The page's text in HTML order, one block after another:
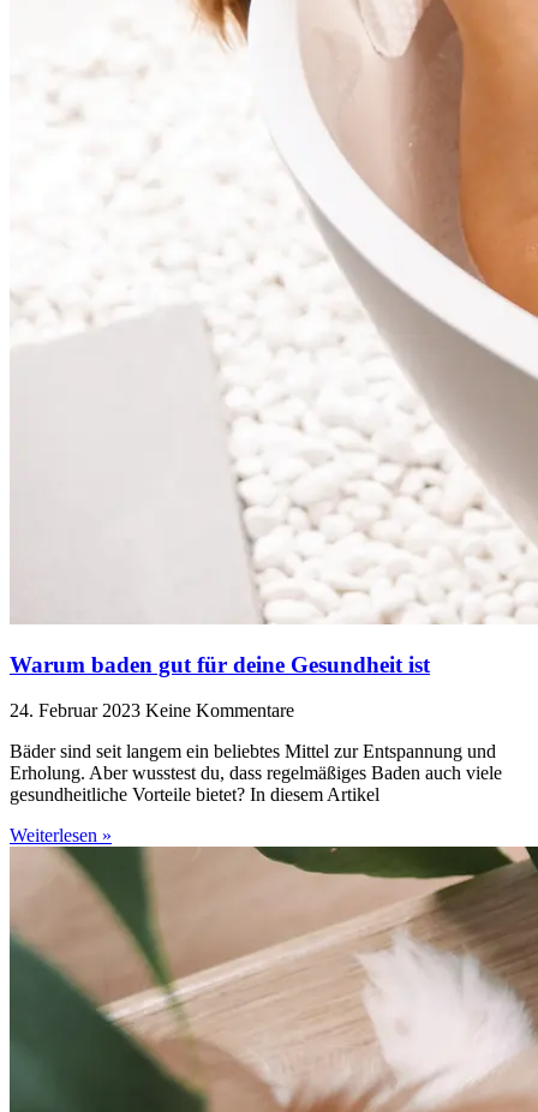
Warum baden gut für deine Gesundheit ist
24. Februar 2023 Keine Kommentare
Bäder sind seit langem ein beliebtes Mittel zur Entspannung und
Erholung. Aber wusstest du, dass regelmäßiges Baden auch viele
gesundheitliche Vorteile bietet? In diesem Artikel
Weiterlesen »